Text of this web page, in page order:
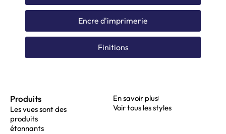
Encre d'imprimerie
Finitions
Produits
Les vues sont des
produits
étonnants
En savoir plus
Voir tous les styles